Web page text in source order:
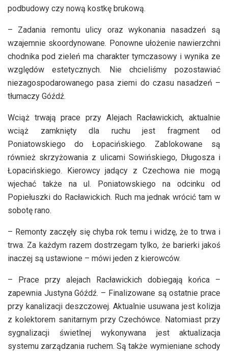
podbudowy czy nową kostkę brukową.
– Zadania remontu ulicy oraz wykonania nasadzeń są
wzajemnie skoordynowane. Ponowne ułożenie nawierzchni
chodnika pod zieleń ma charakter tymczasowy i wynika ze
względów estetycznych. Nie chcieliśmy pozostawiać
niezagospodarowanego pasa ziemi do czasu nasadzeń –
tłumaczy Góźdź.
Wciąż trwają prace przy Alejach Racławickich, aktualnie
wciąż zamknięty dla ruchu jest fragment od
Poniatowskiego do Łopacińskiego. Zablokowane są
również skrzyżowania z ulicami Sowińskiego, Długosza i
Łopacińskiego. Kierowcy jadący z Czechowa nie mogą
wjechać także na ul. Poniatowskiego na odcinku od
Popiełuszki do Racławickich. Ruch ma jednak wrócić tam w
sobotę rano.
– Remonty zaczęły się chyba rok temu i widzę, że to trwa i
trwa. Za każdym razem dostrzegam tylko, że barierki jakoś
inaczej są ustawione – mówi jeden z kierowców.
– Prace przy alejach Racławickich dobiegają końca –
zapewnia Justyna Góźdź. – Finalizowane są ostatnie prace
przy kanalizacji deszczowej. Aktualnie usuwana jest kolizja
z kolektorem sanitarnym przy Czechówce. Natomiast przy
sygnalizacji świetlnej wykonywana jest aktualizacja
systemu zarządzania ruchem. Są także wymieniane schody